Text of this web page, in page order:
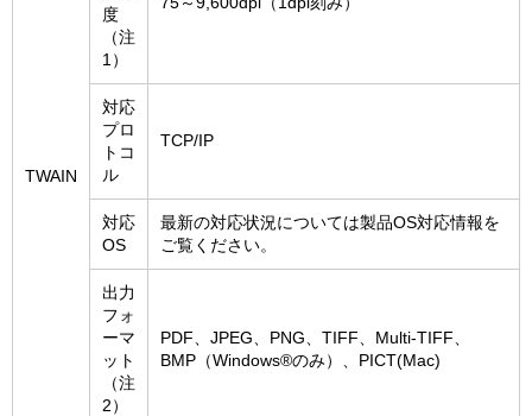
TWAIN
度
（注
1）
対応
プロ
トコ
ル
TCP/IP
対応
OS
最新の対応状況については製品OS対応情報を
ご覧ください。
出力
フォ
ーマ
ット
（注
2）
PDF、JPEG、PNG、TIFF、Multi-TIFF、
BMP（Windows®のみ）、PICT(Mac)